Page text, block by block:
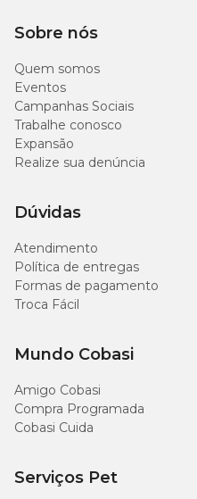
Sobre nós
Quem somos
Eventos
Campanhas Sociais
Trabalhe conosco
Expansão
Realize sua denúncia
Dúvidas
Atendimento
Política de entregas
Formas de pagamento
Troca Fácil
Mundo Cobasi
Amigo Cobasi
Compra Programada
Cobasi Cuida
Serviços Pet